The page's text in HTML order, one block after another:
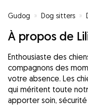
Gudog » Dog sitters »
À propos de
Enthousiaste des
compagnons des
votre absence. Les
qui méritent toute
apporter soin,